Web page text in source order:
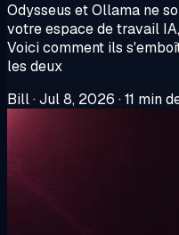
Odysseus et Ollama ne
votre espace de travail
Voici comment ils
les deux
Bill·Jul 8, 2026 ·11 min